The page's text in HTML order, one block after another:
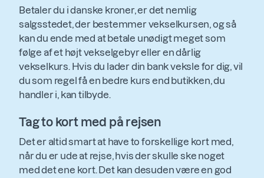
Betaler du i danske kroner, er det nemlig
salgsstedet, der bestemmer vekselkursen, og så
kan du ende med at betale unødigt meget som
følge af et højt vekselgebyr eller en dårlig
vekselkurs. Hvis du lader din bank veksle for dig, vil
du som regel få en bedre kurs end butikken, du
handler i, kan tilbyde.
Tag to kort med på rejsen
Det er altid smart at have to forskellige kort med,
når du er ude at rejse, hvis der skulle ske noget
med det ene kort. Det kan desuden være en god